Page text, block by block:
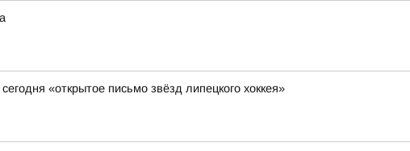
«открытое письмо звёзд липецкого хоккея»